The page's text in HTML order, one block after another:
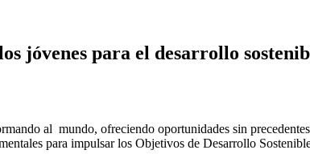
jóvenes para el desarrollo
al mundo, ofreciendo oportunidades sin
para impulsar los Objetivos de Desarrollo